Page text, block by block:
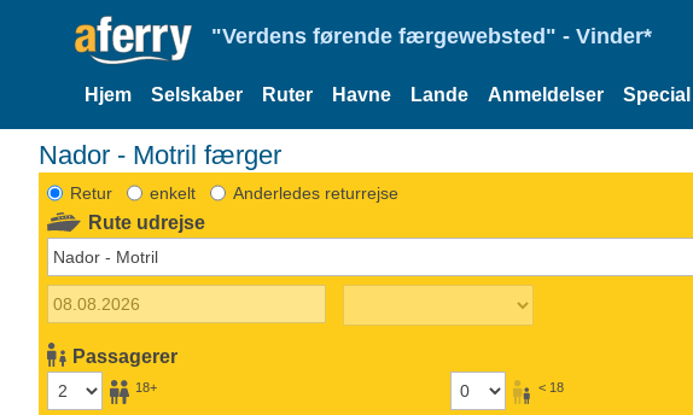
"Verdens førende færgewebsted" - Vinder*
Hjem Selskaber Ruter Havne Lande Anmeldelser
Nador - Motril færger
Retur enkelt Anderledes returrejse
Rute udrejse
Passagerer
18+ < 18